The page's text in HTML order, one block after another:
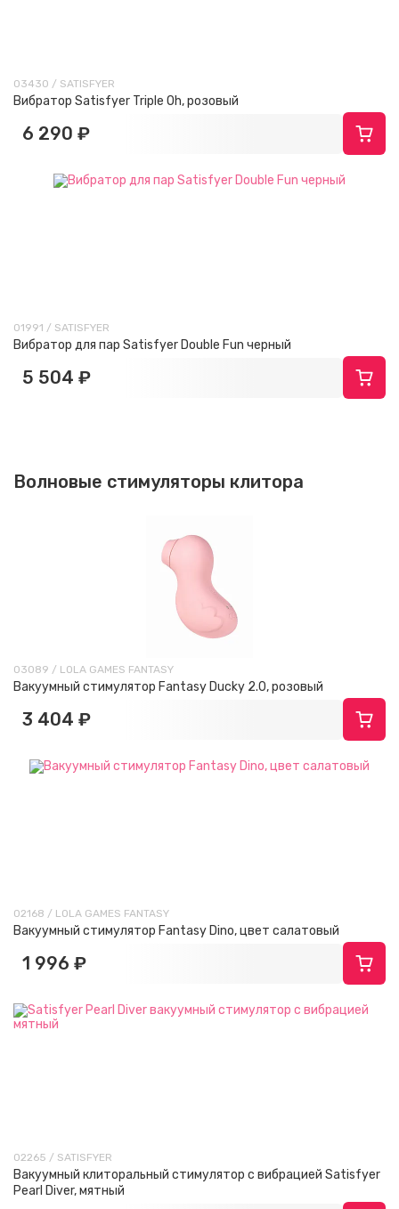
03430 / SATISFYER
Вибратор Satisfyer Triple Oh, розовый
6 290 ₽
01991 / SATISFYER
Вибратор для пар Satisfyer Double Fun черный
5 504 ₽
Волновые стимуляторы клитора
03089 / LOLA GAMES FANTASY
Вакуумный стимулятор Fantasy Ducky 2.0, розовый
3 404 ₽
02168 / LOLA GAMES FANTASY
Вакуумный стимулятор Fantasy Dino, цвет салатовый
1 996 ₽
02265 / SATISFYER
Вакуумный клиторальный стимулятор с вибрацией Satisfyer
Pearl Diver, мятный